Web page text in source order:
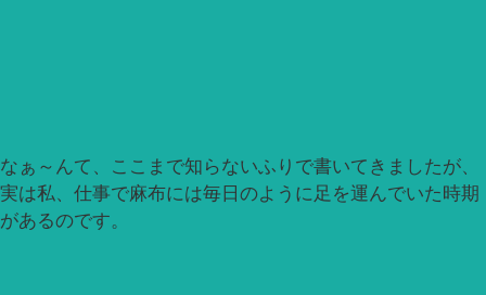
なぁ～んて、ここまで知らないふりで書いてきましたが、
実は私、仕事で麻布には毎日のように足を運んでいた時期
があるのです。